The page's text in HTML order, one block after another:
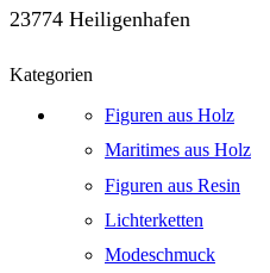
23774 Heiligenhafen
Kategorien
Figuren aus Holz
Maritimes aus Holz
Figuren aus Resin
Lichterketten
Modeschmuck